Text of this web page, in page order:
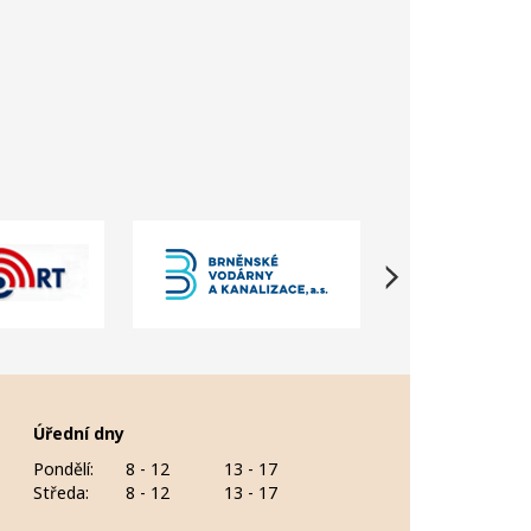
Úřední dny
Pondělí:
8 - 12
13 - 17
Středa:
8 - 12 13 - 17